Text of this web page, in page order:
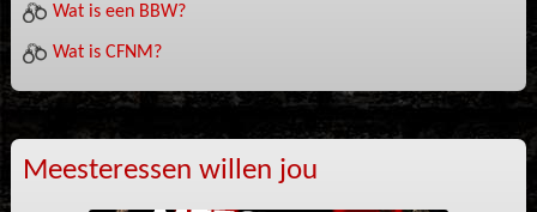
Wat is een BBW?
Wat is CFNM?
Meesteressen willen jou